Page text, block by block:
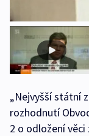
„Nejvyšší státní
rozhodnutí
2 o odložení